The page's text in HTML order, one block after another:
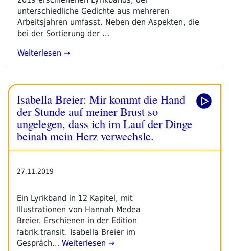
Schlamm,
Auf
Dem
Display
Sterne“
unterschiedliche Gedichte aus mehreren
Arbeitsjahren umfasst. Neben den Aspekten, die
bei der Sortierung der …
„Isabella
Kommt
Die
Hand
Stunde
Auf
Meiner
So
Dass
Ich
Im
Lauf
Der
Weiterlesen
Isabella Breier: Mir kommt die Hand
der Stunde auf meiner Brust so
ungelegen, dass ich im Lauf der Dinge
beinah mein Herz verwechsle.
27.11.2019
Ein Lyrikband in 12 Kapitel, mit
Illustrationen von Hannah Medea
Breier. Erschienen in der Edition
fabrik.transit. Isabella Breier im
Gespräch… Weiterlesen →